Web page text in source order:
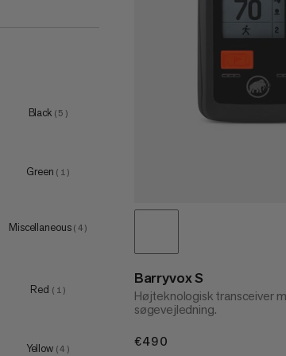
Black ( 5 )
Green ( 1 )
Miscellaneous ( 4 )
Red ( 1 )
Yellow (4 )
Barryvox S
Højteknologisk transceiver
søgevejledning.
€490